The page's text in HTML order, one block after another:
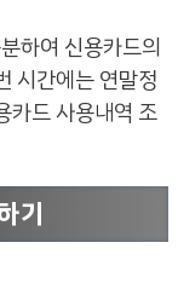
하여 신용카드의
시간에는 연말정
카드 사용내역 조
기